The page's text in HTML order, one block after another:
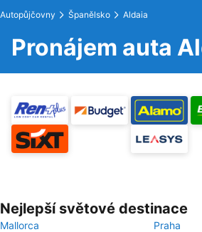
Autopůjčovny Španělsko Aldaia
Pronájem auta
Nejlepší světové destinace
Mallorca
Praha